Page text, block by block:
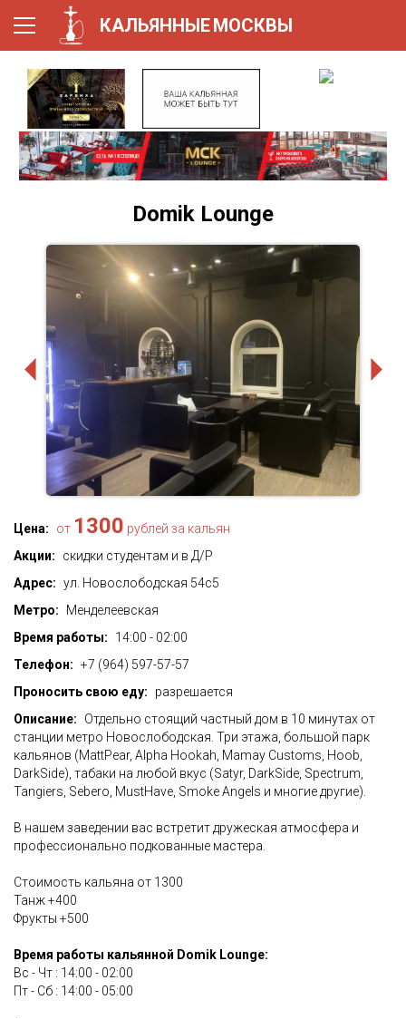
КАЛЬЯННЫЕМОСКВЫ
Domik Lounge
Цена: от 1300 рублей за кальян
Акции:
скидки студентам и в Д/Р
Адрес: ул. Новослободская 54с5
Метро:
Менделеевская
Время работы:
14:00 - 02:00
Телефон: +7 (964) 597-57-57
Проносить свою еду:
разрешается
Описание:
Отдельно стоящий частный дом в 10 минутах от
станции метро Новослободская. Три этажа, большой парк
кальянов (MattPear, Alpha Hookah, Mamay Customs, Hoob,
DarkSide), табаки на любой вкус (Satyr, DarkSide, Spectrum,
Tangiers, Sebero, MustHave, Smoke Angels и многие другие).
В нашем заведении вас встретит дружеская атмосфера и
профессионально подкованные мастера.
Стоимость кальяна от 1300
Танж +400
Фрукты +500
Время работы кальянной Domik Lounge:
Вс - Чт : 14:00 - 02:00
Пт - Сб : 14:00 - 05:00